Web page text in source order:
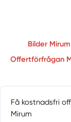
Bilder Mirum
Offertförfrågan
Få kostnadsfri
Mirum